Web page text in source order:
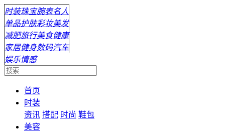
时装珠宝腕表名人
单品护肤彩妆美发
减肥旅行美食健康
家居健身数码汽车
娱乐情感
首页
时装
资讯 搭配 时尚 鞋包
美容